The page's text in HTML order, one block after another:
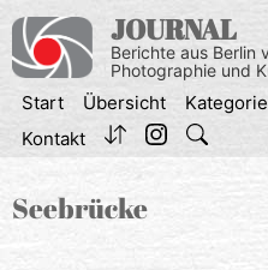
Inhalt
springen
JOURNAL
Berichte aus Berlin
Photographie und
Start Übersicht
Kontakt
Seebrücke